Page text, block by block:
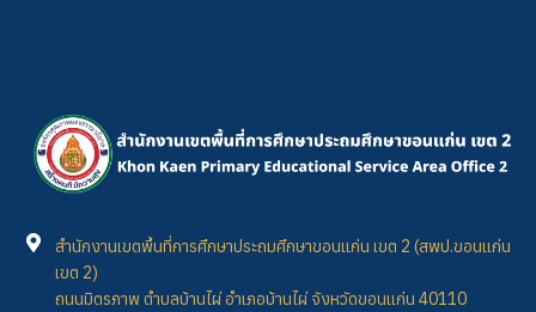
สำนักงานเขตพื้นที่การศึกษาประถมศึกษาขอนแก่น เขต 2 (สพป.ขอนแก่น
เขต 2)
ถนนมิตรภาพ ตำบลบ้านไผ่ อำเภอบ้านไผ่ จังหวัดขอนแก่น 40110